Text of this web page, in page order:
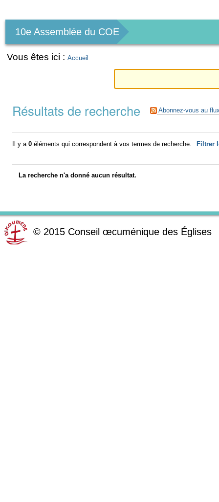
personnels
10e Assemblée du COE
Vous êtes ici : Accueil
Résultats de recherche Abonnez-vous au
Il y a 0éléments qui correspondent à vos termes de recherche. Filtrer
La recherche n'a donné aucun résultat.
© 2015 Conseil œcuménique des Églises